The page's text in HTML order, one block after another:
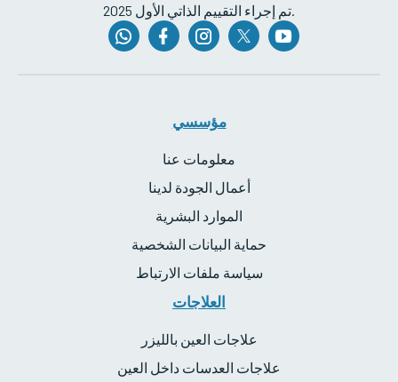
2025 تم إجراء التقييم الذاتي الأول.
مؤسسي
معلومات عنا
أعمال الجودة لدينا
الموارد البشرية
حماية البيانات الشخصية
سياسة ملفات الارتباط
العلاجات
علاجات العين بالليزر
علاجات العدسات داخل العين